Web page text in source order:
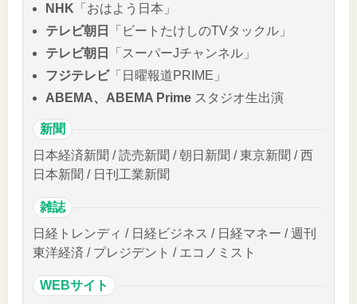
NHK 「おはよう日本」
テレビ朝日
「ビートたけしのTVタックル」
テレビ朝日
「スーパーJチャンネル」
フジテレビ「日曜報道PRIME」
ABEMA、ABEMA Prime スタジオ生出演
新聞
日本経済新聞 / 読売新聞 / 朝日新聞 / 東京新聞 / 西
日本新聞 / 日刊工業新聞
雑誌
日経トレンディ / 日経ビジネス / 日経マネー / 週刊
東洋経済 / プレジデント / エコノミスト
WEBサイト